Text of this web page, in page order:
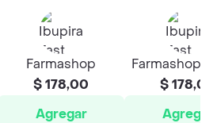
Farmashop
$ 178,00
Agregar
Farmashop
$
Agregar